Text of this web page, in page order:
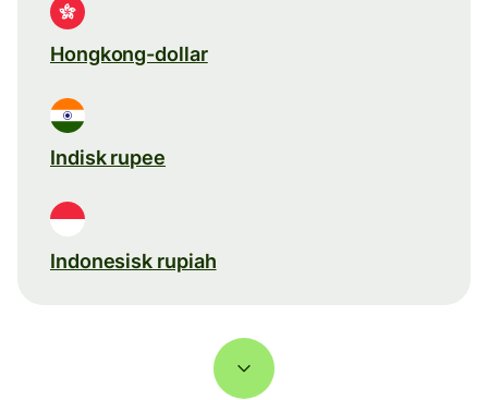
Hongkong-dollar
Indisk rupee
Indonesisk rupiah